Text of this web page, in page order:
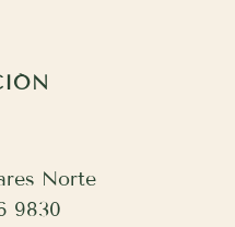
Norte
9830